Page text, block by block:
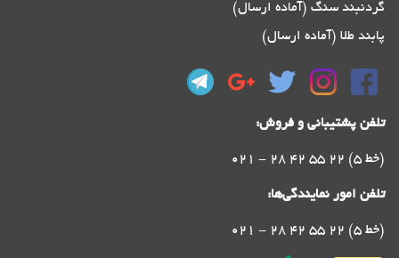
گردنبند سنگ (آماده ارسال)
پابند طلا (آماده ارسال)
تلفن پشتیبانی و فروش:
021 - 28 42 55 22 (5 خط)
تلفن امور نمایندگی‌ها:
021 - 28 42 55 22 (5 خط)